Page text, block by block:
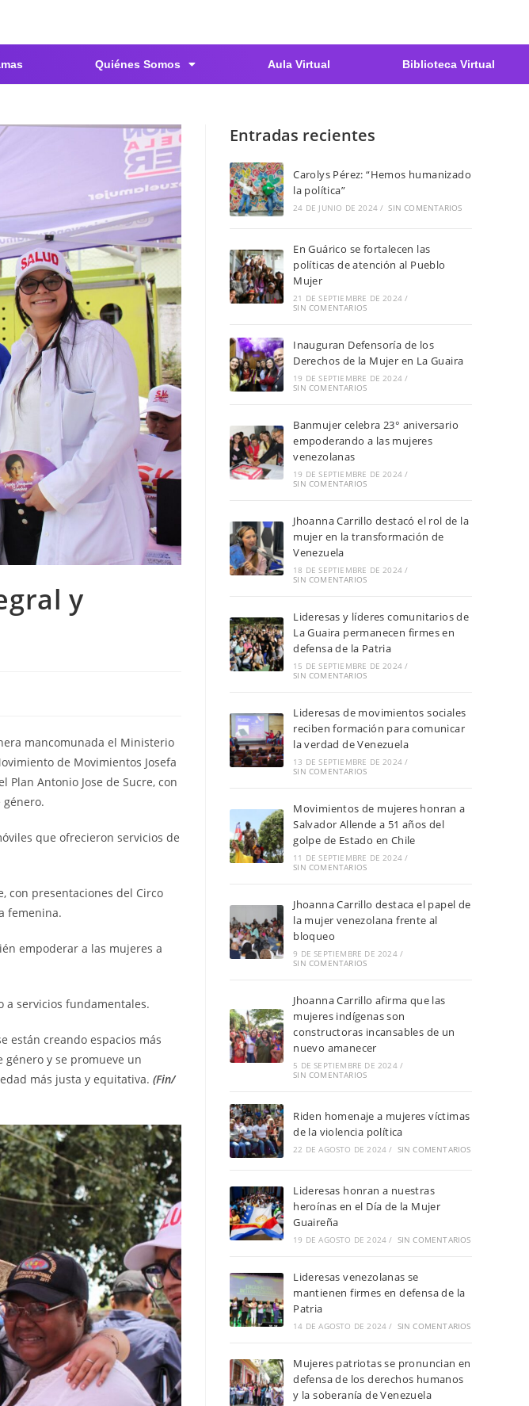
Quiénes Somos Aula Virtual Biblioteca Virtual
y
mancomunada el Ministerio
de Movimientos Josefa
Antonio Jose de Sucre, con
que ofrecieron servicios de
con presentaciones del Circo
femenina.
empoderar a las mujeres a
a servicios fundamentales.
están creando espacios más
y se promueve un
más justa y equitativa. (Fin/
Entradas recientes
Carolys Pérez: “Hemos humanizado
la política”
24 DE JUNIO DE 2024 / SIN COMENTARIOS
En Guárico se fortalecen las
políticas de atención al Pueblo
Mujer
21 DE SEPTIEMBRE DE 2024 /
SIN COMENTARIOS
Inauguran Defensoría de los
Derechos de la Mujer en La Guaira
19 DE SEPTIEMBRE DE 2024 /
SIN COMENTARIOS
Banmujer celebra 23° aniversario
empoderando a las mujeres
venezolanas
19 DE SEPTIEMBRE DE 2024 /
SIN COMENTARIOS
Jhoanna Carrillo destacó el rol de la
mujer en la transformación de
Venezuela
18 DE SEPTIEMBRE DE 2024 /
SIN COMENTARIOS
Lideresas y líderes comunitarios de
La Guaira permanecen firmes en
defensa de la Patria
15 DE SEPTIEMBRE DE 2024 /
SIN COMENTARIOS
Lideresas de movimientos sociales
reciben formación para comunicar
la verdad de Venezuela
13 DE SEPTIEMBRE DE 2024 /
SIN COMENTARIOS
Movimientos de mujeres honran a
Salvador Allende a 51 años del
golpe de Estado en Chile
11 DE SEPTIEMBRE DE 2024 /
SIN COMENTARIOS
Jhoanna Carrillo destaca el papel de
la mujer venezolana frente al
bloqueo
9 DE SEPTIEMBRE DE 2024 /
SIN COMENTARIOS
Jhoanna Carrillo afirma que las
mujeres indígenas son
constructoras incansables de un
nuevo amanecer
5 DE SEPTIEMBRE DE 2024 /
SIN COMENTARIOS
Riden homenaje a mujeres víctimas
de la violencia política
22 DE AGOSTO DE 2024 / SIN COMENTARIOS
Lideresas honran a nuestras
heroínas en el Día de la Mujer
Guaireña
19 DE AGOSTO DE 2024 / SIN COMENTARIOS
Lideresas venezolanas se
mantienen firmes en defensa de la
Patria
14 DE AGOSTO DE 2024 / SIN COMENTARIOS
Mujeres patriotas se pronuncian en
defensa de los derechos humanos
y la soberanía de Venezuela